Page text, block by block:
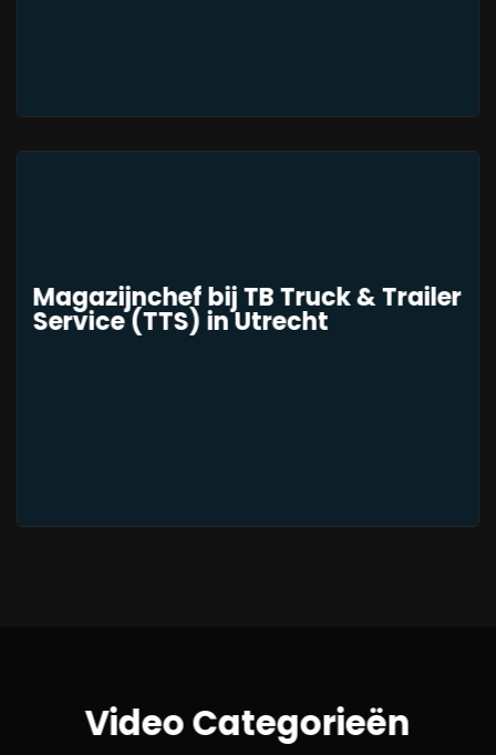
Magazijnchef bij TB Truck & Trailer
Service (TTS) in Utrecht
Video Categorieën